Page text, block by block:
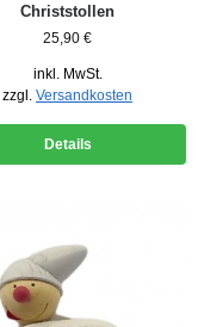
Christstollen
25,90 €
inkl. MwSt.
zzgl. Versandkosten
Details